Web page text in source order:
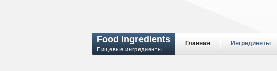
Food Ingredients
Пищевые ингредиенты
Главная Ингредиенты